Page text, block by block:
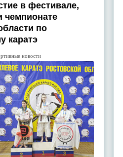
в фестивале,
чемпионате
по
каратэ
новости